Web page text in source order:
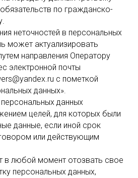
по гражданско-
неточностей в персональных
может актуализировать
направления Оператору
электронной почты
с пометкой
данных».
данных
целей, для которых были
данные, если иной срок
или действующим
в любой момент отозвать свое
персональных данных,